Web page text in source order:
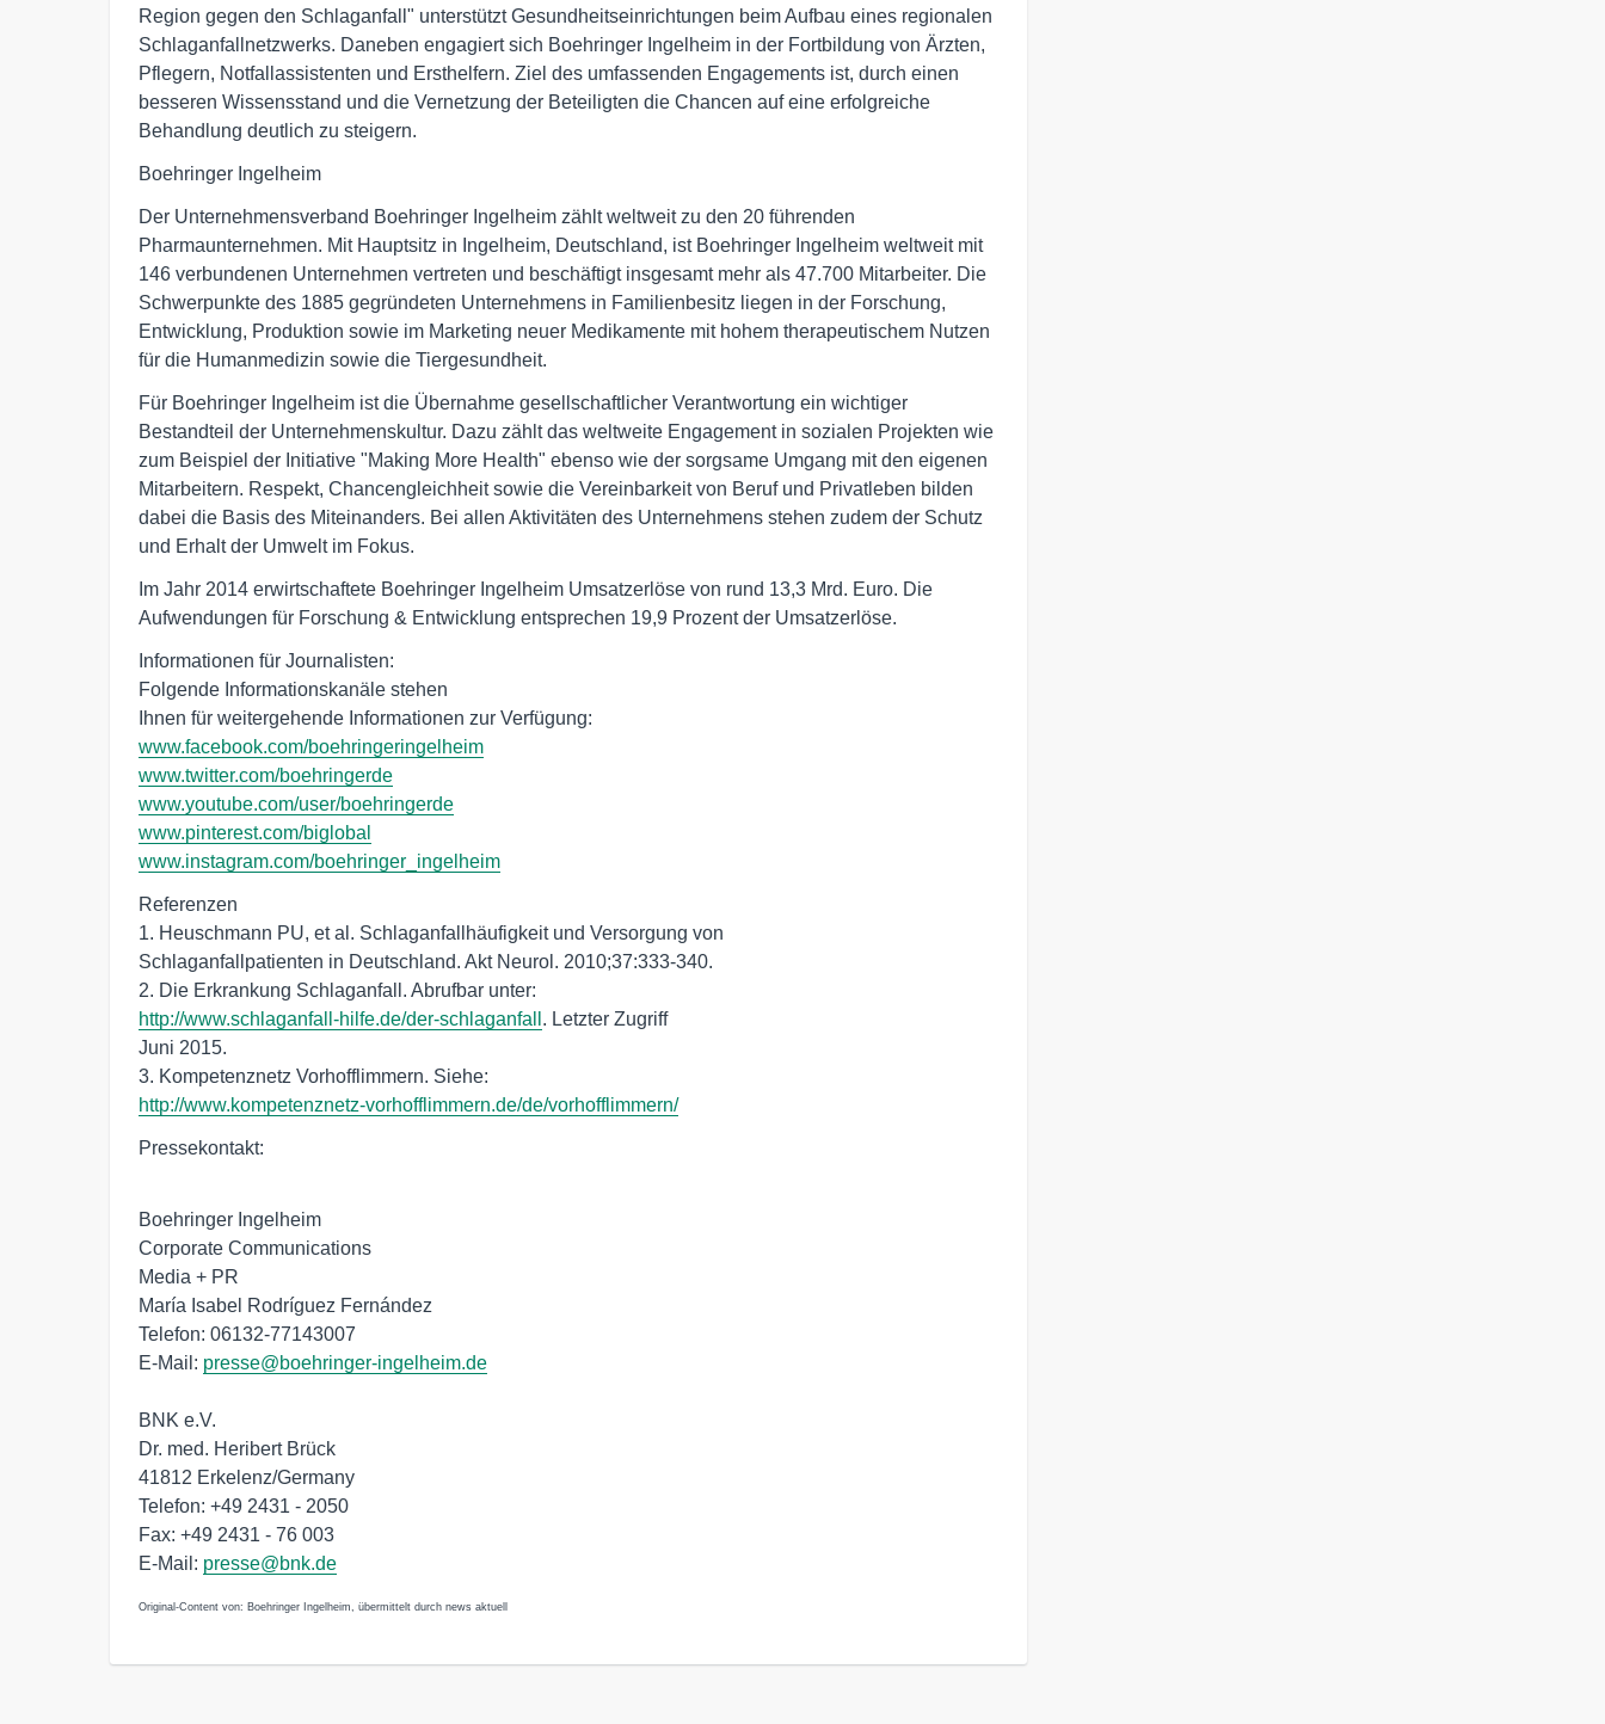
Region gegen den Schlaganfall" unterstützt Gesundheitseinrichtungen beim Aufbau eines regionalen
Schlaganfallnetzwerks. Daneben engagiert sich Boehringer Ingelheim in der Fortbildung von Ärzten,
Pflegern, Notfallassistenten und Ersthelfern. Ziel des umfassenden Engagements ist, durch einen
besseren Wissensstand und die Vernetzung der Beteiligten die Chancen auf eine erfolgreiche
Behandlung deutlich zu steigern.
Boehringer Ingelheim
Der Unternehmensverband Boehringer Ingelheim zählt weltweit zu den 20 führenden
Pharmaunternehmen. Mit Hauptsitz in Ingelheim, Deutschland, ist Boehringer Ingelheim weltweit mit
146 verbundenen Unternehmen vertreten und beschäftigt insgesamt mehr als 47.700 Mitarbeiter. Die
Schwerpunkte des 1885 gegründeten Unternehmens in Familienbesitz liegen in der Forschung,
Entwicklung, Produktion sowie im Marketing neuer Medikamente mit hohem therapeutischem Nutzen
für die Humanmedizin sowie die Tiergesundheit.
Für Boehringer Ingelheim ist die Übernahme gesellschaftlicher Verantwortung ein wichtiger
Bestandteil der Unternehmenskultur. Dazu zählt das weltweite Engagement in sozialen Projekten wie
zum Beispiel der Initiative "Making More Health" ebenso wie der sorgsame Umgang mit den eigenen
Mitarbeitern. Respekt, Chancengleichheit sowie die Vereinbarkeit von Beruf und Privatleben bilden
dabei die Basis des Miteinanders. Bei allen Aktivitäten des Unternehmens stehen zudem der Schutz
und Erhalt der Umwelt im Fokus.
Im Jahr 2014 erwirtschaftete Boehringer Ingelheim Umsatzerlöse von rund 13,3 Mrd. Euro. Die
Aufwendungen für Forschung & Entwicklung entsprechen 19,9 Prozent der Umsatzerlöse.
Informationen für Journalisten:
Folgende Informationskanäle stehen
www.facebook.com/boehringeringelheim
www.twitter.com/boehringerde
www.youtube.com/user/boehringerde
www.pinterest.com/biglobal
www.instagram.com/boehringer_ingelheim
Referenzen
1. Heuschmann PU, et al. Schlaganfallhäufigkeit und Versorgung von
Schlaganfallpatienten in Deutschland. Akt Neurol. 2010;37:333-340.
http://www.schlaganfall-hilfe.de/der-schlaganfall . Letzter Zugriff
Juni 2015.
http://www.kompetenznetz-vorhofflimmern.de/de/vorhofflimmern/
Pressekontakt:
Boehringer Ingelheim
Corporate Communications
Media + PR
María Isabel Rodríguez Fernández
Telefon: 06132-77143007
E-Mail: presse@boehringer-ingelheim.de
BNK e.V.
Dr. med. Heribert Brück
41812 Erkelenz/Germany
Telefon: +49 2431 - 2050
Fax: +49 2431 - 76 003
E-Mail: presse@bnk.de
Original-Content von: Boehringer Ingelheim, übermittelt durch news aktuell